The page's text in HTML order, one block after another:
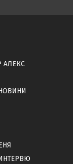
АЛЕКС